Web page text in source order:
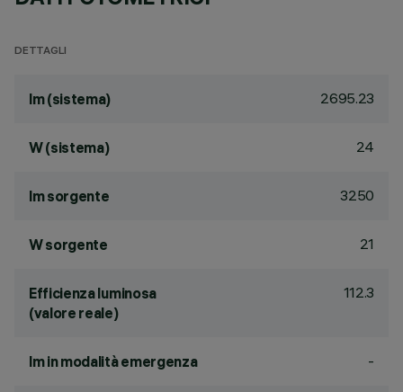
DETTAGLI
lm (sistema) 2695.23
W (sistema) 24
lm sorgente 3250
W sorgente 21
Efficienza luminosa
(valore reale)
112.3
lm in modalità emergenza -